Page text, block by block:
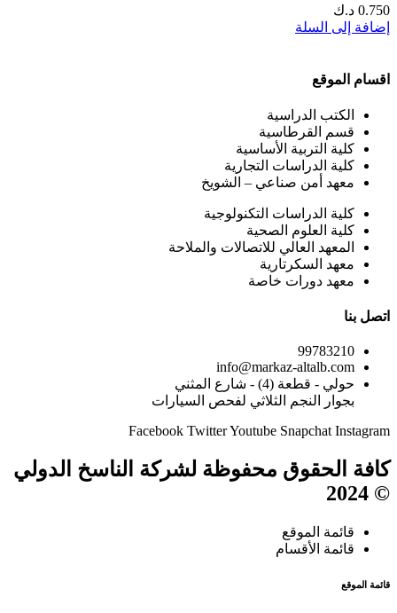
0.750 د.ك
إضافة إلى السلة
اقسام الموقع
الكتب الدراسية
قسم القرطاسية
كلية التربية الأساسية
كلية الدراسات التجارية
معهد أمن صناعي – الشويخ
كلية الدراسات التكنولوجية
كلية العلوم الصحية
المعهد العالي للاتصالات والملاحة
معهد السكرتارية
معهد دورات خاصة
اتصل بنا
99783210
info@markaz-altalb.com
حولي - قطعة (4) - شارع المثني
بجوار النجم الثلاثي لفحص السيارات
Facebook TwitterYoutube Snapchat Instagram
كافة الحقوق محفوظة لشركة الناسخ الدولي
© 2024
قائمة الموقع
قائمة الأقسام
قائمة الموقع